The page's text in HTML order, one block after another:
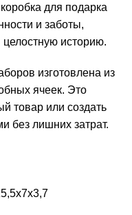
для подарка
и заботы,
историю.
изготовлена из
ячеек. Это
товар или создать
без лишних затрат.